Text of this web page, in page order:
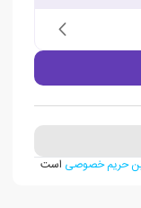
حریم خصوصی است